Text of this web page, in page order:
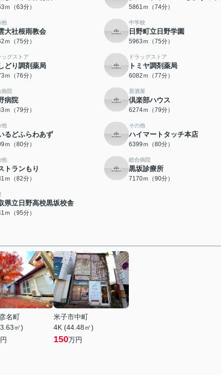
ｍ（63分） 5861ｍ（74分）
他
大社根雨教会
ｍ（75分）
中学校
日野町立日野学園
5963ｍ（75分）
ッグストア
どり調剤薬局
ｍ（76分）
ドラッグストア
トミヤ調剤薬局
6082ｍ（77分）
病院
病院
ｍ（79分）
居酒屋
倶楽部ハウス
6274ｍ（79分）
他
るどふらわあず
ｍ（80分）
その他
ハイマートタッチ本店
6399ｍ（80分）
他
トランもり
ｍ（82分）
総合病院
黒坂診療所
7170ｍ（90分）
県立日野高校黒坂校舎
ｍ（95分）
名町
㎡)
米子市中町
4K (44.48㎡)
150万円